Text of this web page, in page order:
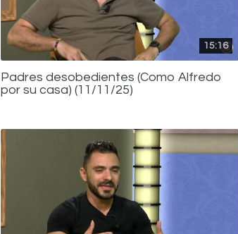
15:16
Padres desobedientes (Como Alfredo
por su casa) (11/11/25)